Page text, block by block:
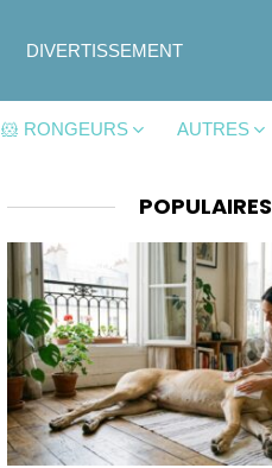
DIVERTISSEMENT
🐹 RONGEURS AUTRES
POPULAIRES